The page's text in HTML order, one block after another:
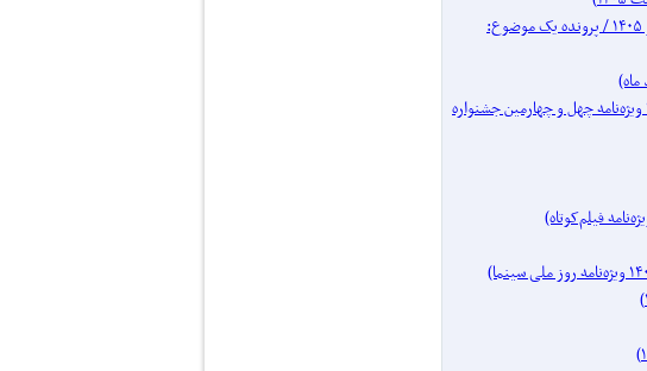
شماره:۶۳۵ (ویژه‌نامه نوروز ۱۴۰۵ / پرونده یک موضوع:
شماره:۶۳۳ (بهمن ماه ۱۴۰۴ ویژه‌نامه چهل‌ و‌ چهارمین جشنواره